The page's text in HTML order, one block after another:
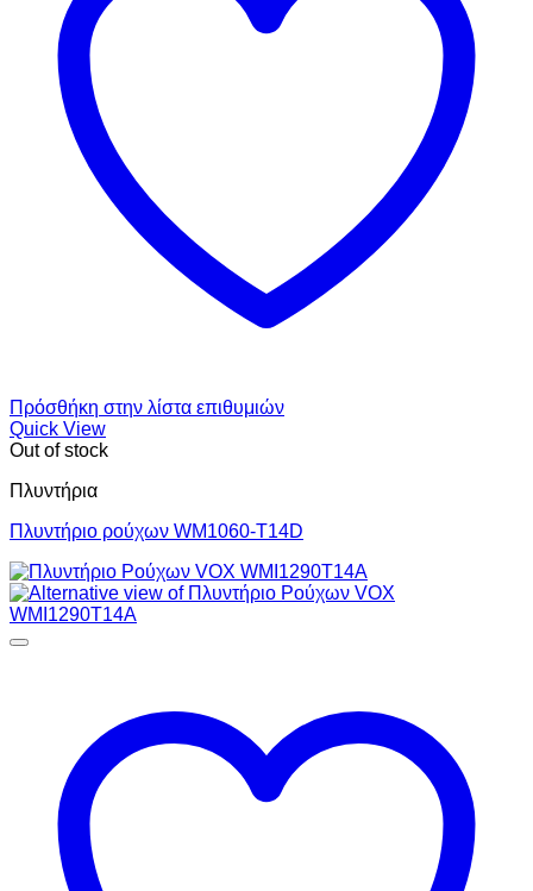
Πρόσθήκη στην λίστα επιθυμιών
Quick View
Out of stock
Πλυντήρια
Πλυντήριο ρούχων WM1060-T14D